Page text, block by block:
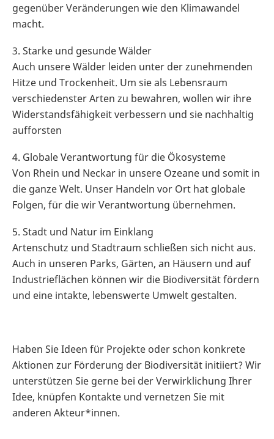
gegenüber Veränderungen wie den Klimawandel
macht.
3. Starke und gesunde Wälder
Auch unsere Wälder leiden unter der zunehmenden
Hitze und Trockenheit. Um sie als Lebensraum
verschiedenster Arten zu bewahren, wollen wir ihre
Widerstandsfähigkeit verbessern und sie nachhaltig
aufforsten
4. Globale Verantwortung für die Ökosysteme
Von Rhein und Neckar in unsere Ozeane und somit in
die ganze Welt. Unser Handeln vor Ort hat globale
Folgen, für die wir Verantwortung übernehmen.
5. Stadt und Natur im Einklang
Artenschutz und Stadtraum schließen sich nicht aus.
Auch in unseren Parks, Gärten, an Häusern und auf
Industrieflächen können wir die Biodiversität fördern
und eine intakte, lebenswerte Umwelt gestalten.
Haben Sie Ideen für Projekte oder schon konkrete
Aktionen zur Förderung der Biodiversität initiiert? Wir
unterstützen Sie gerne bei der Verwirklichung Ihrer
Idee, knüpfen Kontakte und vernetzen Sie mit
anderen Akteur*innen.